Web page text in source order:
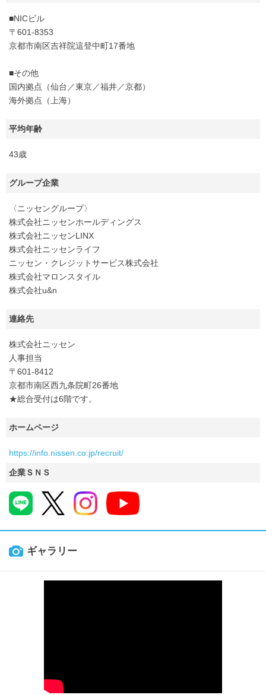
■NICビル
〒601-8353
京都市南区吉祥院這登中町17番地
■その他
国内拠点（仙台／東京／福井／京都）
海外拠点（上海）
平均年齢
43歳
グループ企業
〈ニッセングループ〉
株式会社ニッセンホールディングス
株式会社ニッセンLINX
株式会社ニッセンライフ
ニッセン・クレジットサービス株式会社
株式会社マロンスタイル
株式会社u&n
連絡先
株式会社ニッセン
人事担当
〒601-8412
京都市南区西九条院町26番地
★総合受付は6階です。
ホームページ
https://info.nissen.co.jp/recruit/
企業ＳＮＳ
ギャラリー